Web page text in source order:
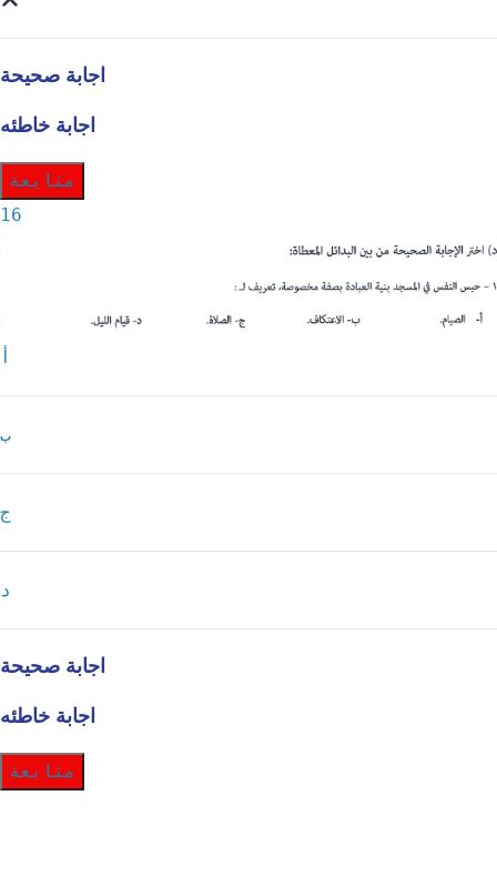
اجابة صحيحة
اجابة خاطئه
متابعة
16
ب
ج
د
اجابة صحيحة
اجابة خاطئه
متابعة